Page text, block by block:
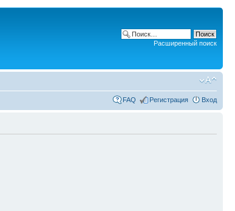
Расширенный поиск
FAQ Регистрация Вход